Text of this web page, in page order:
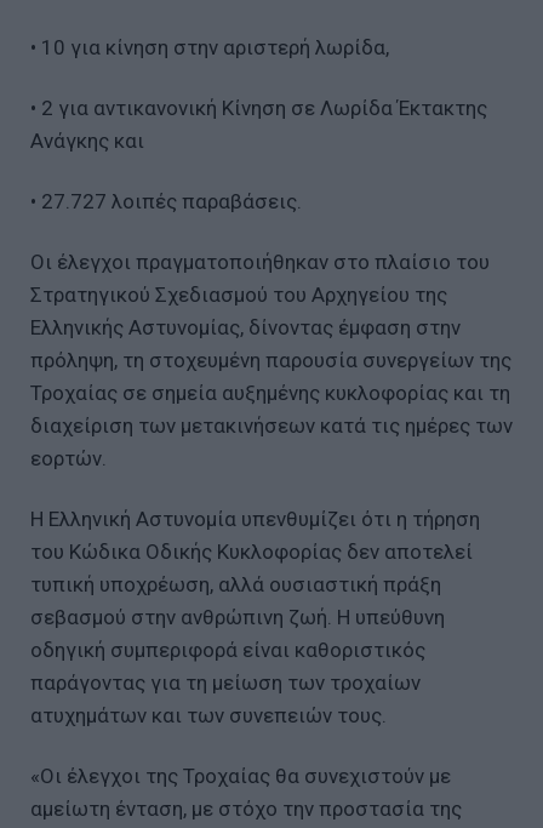
• 10 για κίνηση στην αριστερή λωρίδα,
• 2 για αντικανονική Κίνηση σε Λωρίδα Έκτακτης
Ανάγκης και
• 27.727 λοιπές παραβάσεις.
Οι έλεγχοι πραγματοποιήθηκαν στο πλαίσιο του
Στρατηγικού Σχεδιασμού του Αρχηγείου της
Ελληνικής Αστυνομίας, δίνοντας έμφαση στην
πρόληψη, τη στοχευμένη παρουσία συνεργείων της
Τροχαίας σε σημεία αυξημένης κυκλοφορίας και τη
διαχείριση των μετακινήσεων κατά τις ημέρες των
εορτών.
Η Ελληνική Αστυνομία υπενθυμίζει ότι η τήρηση
του Κώδικα Οδικής Κυκλοφορίας δεν αποτελεί
τυπική υποχρέωση, αλλά ουσιαστική πράξη
σεβασμού στην ανθρώπινη ζωή. Η υπεύθυνη
οδηγική συμπεριφορά είναι καθοριστικός
παράγοντας για τη μείωση των τροχαίων
ατυχημάτων και των συνεπειών τους.
«Οι έλεγχοι της Τροχαίας θα συνεχιστούν με
αμείωτη ένταση, με στόχο την προστασία της